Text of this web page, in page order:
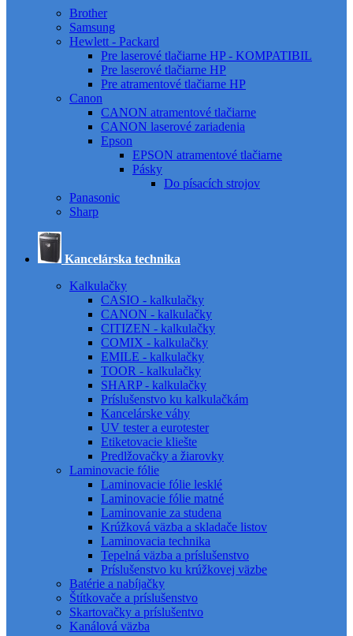
Brother
Samsung
Hewlett - Packard
Pre laserové tlačiarne HP - KOMPATIBIL
Pre laserové tlačiarne HP
Pre atramentové tlačiarne HP
Canon
CANON atramentové tlačiarne
CANON laserové zariadenia
Epson
EPSON atramentové tlačiarne
Pásky
Do písacích strojov
Panasonic
Sharp
Kancelárska technika
Kalkulačky
CASIO - kalkulačky
CANON - kalkulačky
CITIZEN - kalkulačky
COMIX - kalkulačky
EMILE - kalkulačky
TOOR - kalkulačky
SHARP - kalkulačky
Príslušenstvo ku kalkulačkám
Kancelárske váhy
UV tester a eurotester
Etiketovacie kliešte
Predlžovačky a žiarovky
Laminovacie fólie
Laminovacie fólie lesklé
Laminovacie fólie matné
Laminovanie za studena
Krúžková väzba a skladače listov
Laminovacia technika
Tepelná väzba a príslušenstvo
Príslušenstvo ku krúžkovej väzbe
Batérie a nabíjačky
Štítkovače a príslušenstvo
Skartovačky a príslušentvo
Kanálová väzba